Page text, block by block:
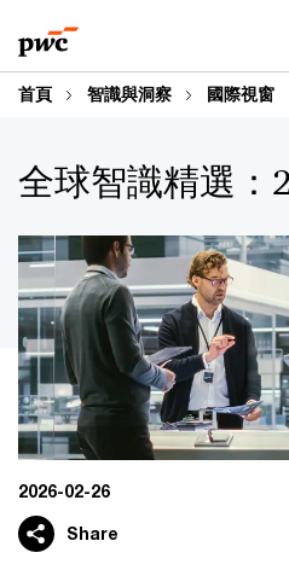
to
content
to
footer
首頁 智識與洞察 國際視窗
全球智識精選：
2026-02-26
Share